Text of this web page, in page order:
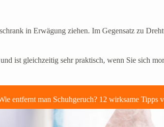
in Erwägung ziehen. Im Gegensatz zu
ist gleichzeitig sehr praktisch, wenn Sie sich
entfernt man Schuhgeruch? 12 wirksame Tipps